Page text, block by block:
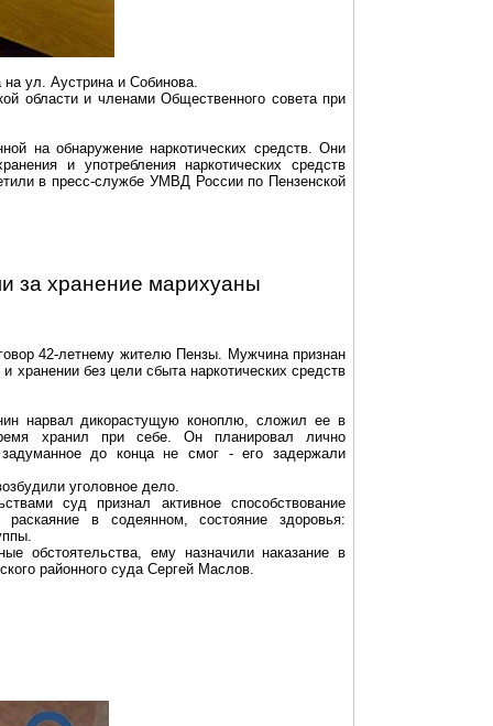
на ул. Аустринаи Собинова.
области и членами Общественного совета при
на обнаружение наркотических средств. Они
и употребления наркотических средств
в пресс-службе УМВД России по Пензенской
за хранение марихуаны
42-летнему жителю Пензы. Мужчина признан
хранении без цели сбыта наркотических средств
нарвал дикорастущую коноплю, сложил ее в
хранил при себе. Он планировал лично
до конца не смог - его задержали
уголовное дело.
суд признал активное способствование
раскаяние в содеянном, состояние здоровья:
обстоятельства, ему назначили наказание в
районного суда Сергей Маслов.